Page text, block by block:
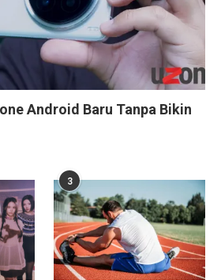
Android Baru Tanpa Bikin
3